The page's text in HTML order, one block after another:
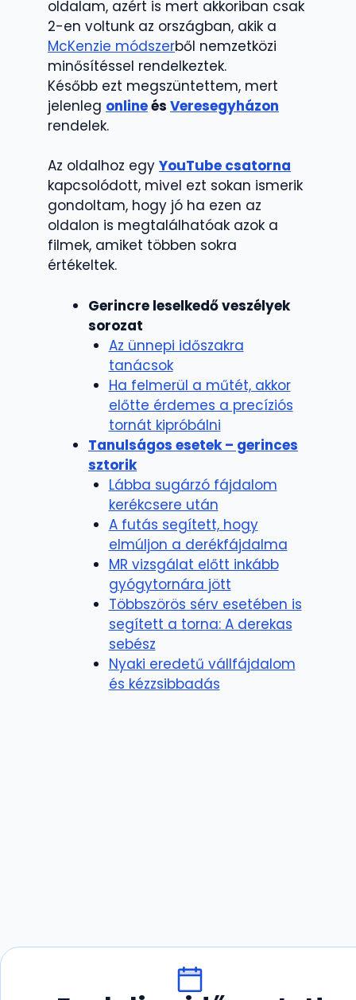
oldalam, azért is mert akkoriban csak
2-en voltunk az országban, akik a
McKenzie módszerből nemzetközi
minősítéssel rendelkeztek.
Később ezt megszüntettem, mert
jelenleg onlineés Veresegyházon
rendelek.
Az oldalhoz egy YouTube csatorna
kapcsolódott, mivel ezt sokan ismerik
gondoltam, hogy jó ha ezen az
oldalon is megtalálhatóak azok a
filmek, amiket többen sokra
értékeltek.
Gerincre leselkedő veszélyek
sorozat
Az ünnepi időszakra
tanácsok
Ha felmerül a műtét, akkor
előtte érdemes a precíziós
tornát kipróbálni
Tanulságos esetek – gerinces
sztorik
Lábba sugárzó fájdalom
kerékcsere után
A futás segített, hogy
elmúljon a derékfájdalma
MR vizsgálat előtt inkább
gyógytornára jött
Többszörös sérv esetében is
segített a torna: A derekas
sebész
Nyaki eredetű vállfájdalom
és kézzsibbadás